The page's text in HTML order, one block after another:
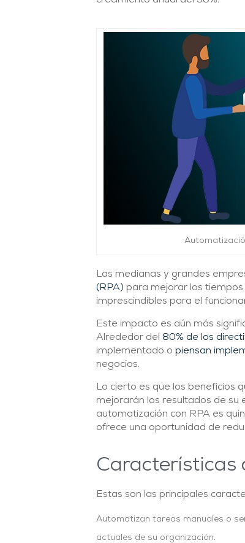
Las medianas y grandes
(RPA) para mejorar los
imprescindibles para el
Este impacto es aún más
Alrededor del 80% de los
implementado o piensan
negocios.
Lo cierto es que los beneficios
mejorarán los resultados de su
automatización con RPA es
ofrece una oportunidad de
Características
Estas son las principales
Automatizan tareas manuales o
actuales de su organización.